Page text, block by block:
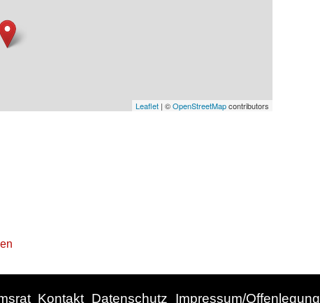
Leaflet| ©OpenStreetMapcontributors
Kontakt Datenschutz Impressum/Offenlegung